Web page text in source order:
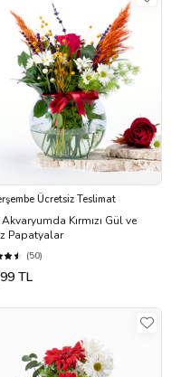
Ücretsiz Teslimat
Kırmızı Gül ve
Papatyalar
(50)
TL